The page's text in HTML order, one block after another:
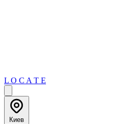
L O C A T E
Киев